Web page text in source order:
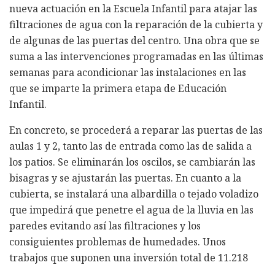
nueva actuación en la Escuela Infantil para atajar las
filtraciones de agua con la reparación de la cubierta y
de algunas de las puertas del centro. Una obra que se
suma a las intervenciones programadas en las últimas
semanas para acondicionar las instalaciones en las
que se imparte la primera etapa de Educación
Infantil.
En concreto, se procederá a reparar las puertas de las
aulas 1 y 2, tanto las de entrada como las de salida a
los patios. Se eliminarán los oscilos, se cambiarán las
bisagras y se ajustarán las puertas. En cuanto a la
cubierta, se instalará una albardilla o tejado voladizo
que impedirá que penetre el agua de la lluvia en las
paredes evitando así las filtraciones y los
consiguientes problemas de humedades. Unos
trabajos que suponen una inversión total de 11.218